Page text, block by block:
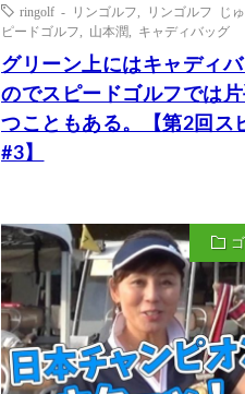
ringolf - リンゴルフ
リンゴルフ じ
ピードゴルフ
山本潤 キャディバッグ
グリーン上にはキャディ
のでスピードゴルフでは片
つこともある。【第2回ス
#3】